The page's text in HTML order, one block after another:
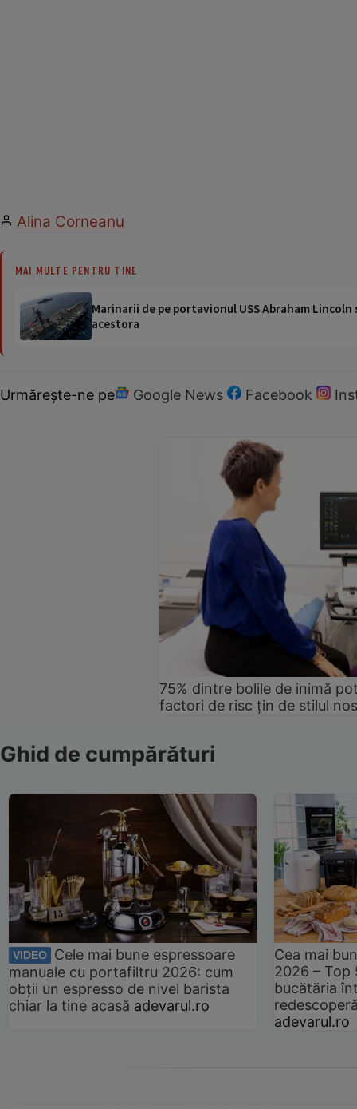
Alina Corneanu
MAI MULTE PENTRU TINE
Marinarii de pe portavionul USS Abraham
acestora
Urmărește-ne pe Google News Facebook
75% dintre bolile de inimă
factori de risc țin de stilul
Ghid de cumpărături
VIDEO
Cele mai bune espressoare
manuale cu portafiltru 2026: cum
obții un espresso de nivel barista
chiar la tine acasă adevarul.ro
Cea mai
2026 –
bucătăria
adevarul.ro